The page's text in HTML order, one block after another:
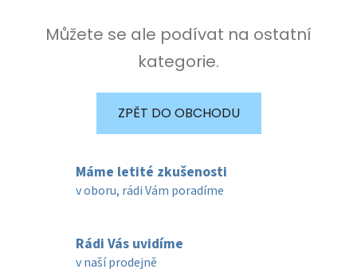
Můžete se ale podívat na ostatní
kategorie.
ZPĚT DO OBCHODU
Máme letité zkušenosti
v oboru, rádi Vám poradíme
Rádi Vás uvidíme
v naší prodejně